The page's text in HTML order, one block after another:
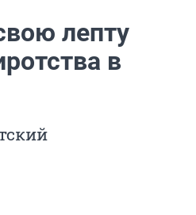
лепту
в